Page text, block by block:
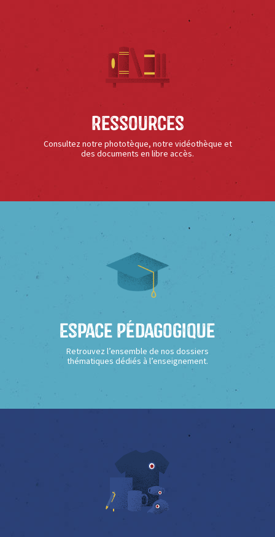
Ressources
Consultez notre phototèque, notre vidéothèque et
des documents en libre accès.
Espace Pédagogique
Retrouvez l’ensemble de nos dossiers
thématiques dédiés à l’enseignement.